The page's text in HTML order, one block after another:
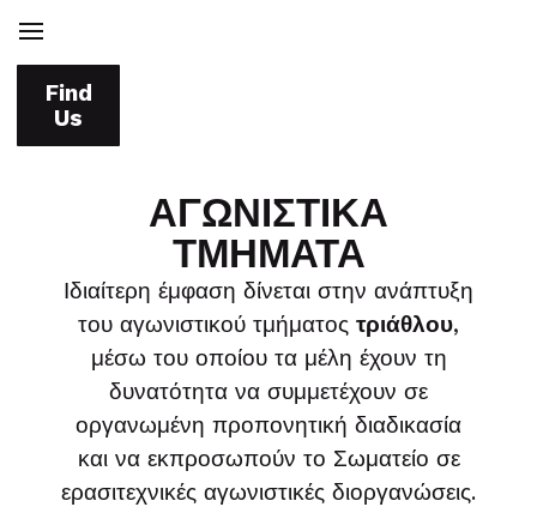
Find
Us
ΑΓΩΝΙΣΤΙΚΑ
ΤΜΗΜΑΤΑ
Ιδιαίτερη έμφαση δίνεται στην ανάπτυξη
του αγωνιστικού τμήματος τριάθλου,
μέσω του οποίου τα μέλη έχουν τη
δυνατότητα να συμμετέχουν σε
οργανωμένη προπονητική διαδικασία
και να εκπροσωπούν το Σωματείο σε
ερασιτεχνικές αγωνιστικές διοργανώσεις.